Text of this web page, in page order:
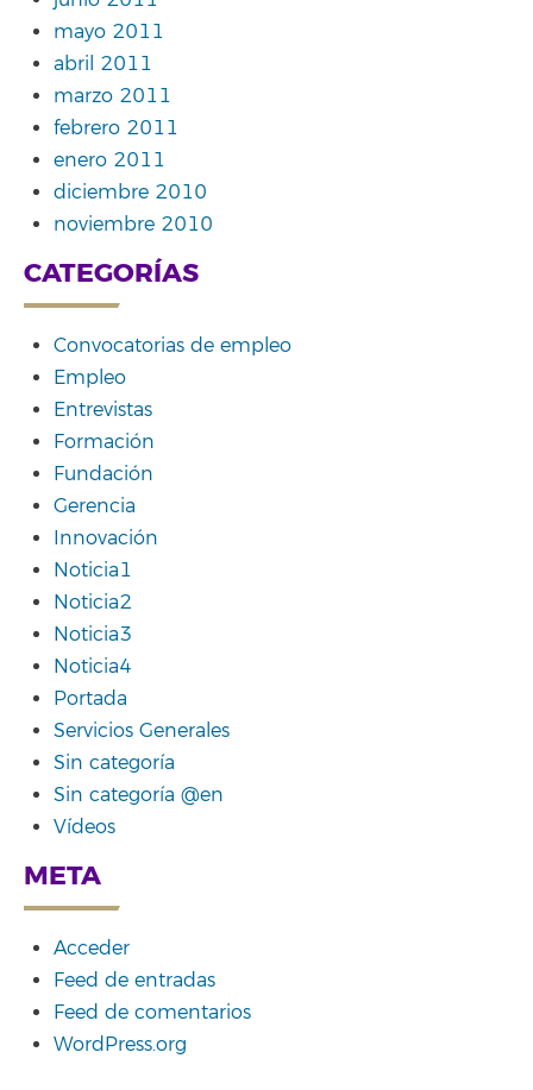
mayo 2011
abril 2011
marzo 2011
febrero 2011
enero 2011
diciembre 2010
noviembre 2010
CATEGORÍAS
Convocatorias de empleo
Empleo
Entrevistas
Formación
Fundación
Gerencia
Innovación
Noticia1
Noticia2
Noticia3
Noticia4
Portada
Servicios Generales
Sin categoría
Sin categoría @en
Vídeos
META
Acceder
Feed de entradas
Feed de comentarios
WordPress.org